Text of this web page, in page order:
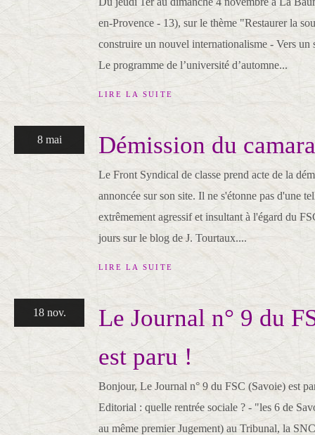
en-Provence - 13), sur le thème "Restaurer la
construire un nouvel internationalisme - Vers
Le programme de l’université d’automne...
LIRE LA SUITE
8 mai Démission du
Le Front Syndical de classe prend acte de la
annoncée sur son site. Il ne s'étonne pas d'une
extrêmement agressif et insultant à l'égard du
jours sur le blog de J. Tourtaux....
LIRE LA SUITE
18 nov.
Le Journal n° 9 du
est paru !
Bonjour, Le Journal n° 9 du FSC (Savoie) est
Editorial : quelle rentrée sociale ? - "les 6 de
au même premier Jugement) au Tribunal, la